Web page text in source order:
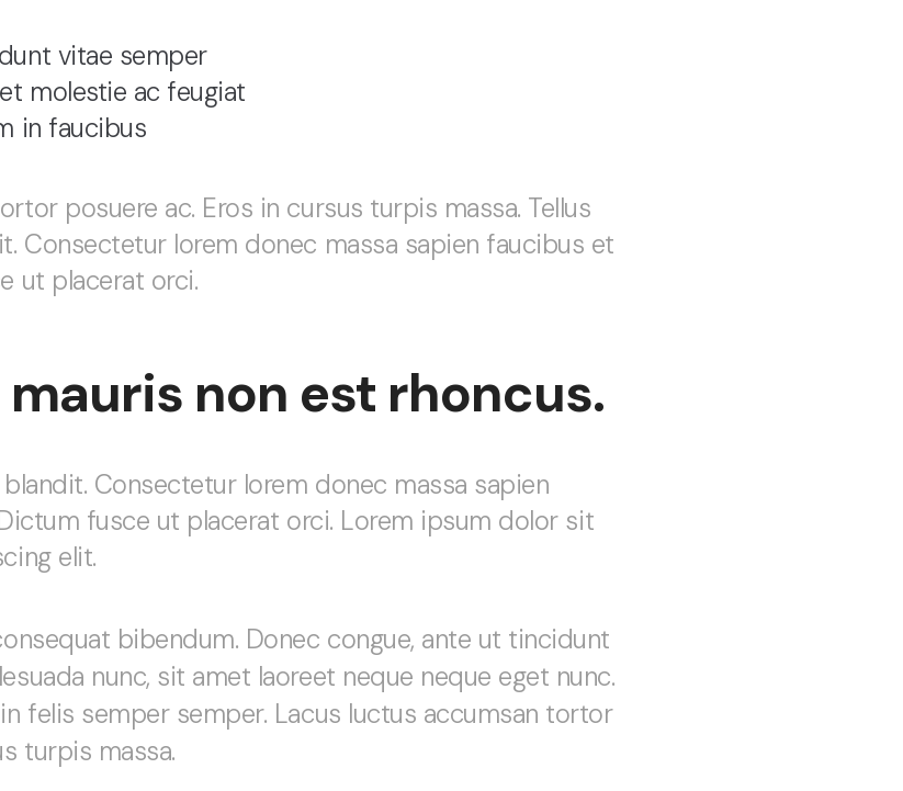
vitae semper
molestie ac feugiat
in faucibus
posuere ac. Eros in cursus turpis massa. Tellus
Consectetur lorem donec massa sapien faucibus et
ut placerat orci.
mauris non est rhoncus.
Consectetur lorem donec massa sapien
fusce ut placerat orci. Lorem ipsum dolor sit
elit.
bibendum. Donec congue, ante ut tincidunt
nunc, sit amet laoreet neque neque eget nunc.
felis semper semper. Lacus luctus accumsan tortor
turpis massa.